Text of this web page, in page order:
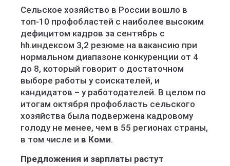
Сельское хозяйство в России вошло в
топ-10 профобластей с наиболее высоким
дефицитом кадров за сентябрь с
hh.индексом 3,2 резюме на вакансию при
нормальном диапазоне конкуренции от 4
до 8, который говорит о достаточном
выборе работы у соискателей, и
кандидатов – у работодателей. В целом по
итогам октября профобласть сельского
хозяйства была подвержена кадровому
голоду не менее, чем в 55 регионах страны,
в том числе и в Коми.
Предложения и зарплаты растут